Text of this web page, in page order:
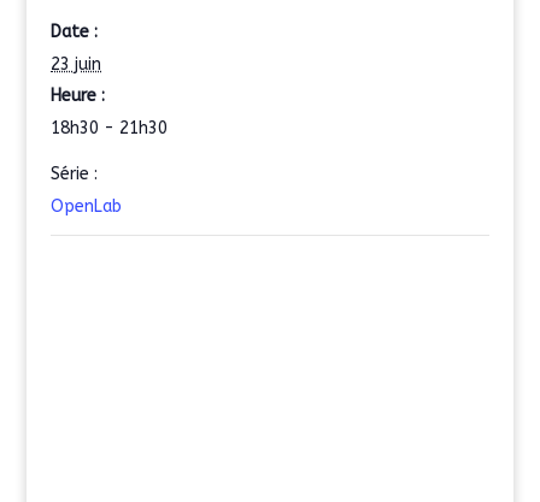
Date :
23 juin
Heure :
18h30 - 21h30
Série :
OpenLab